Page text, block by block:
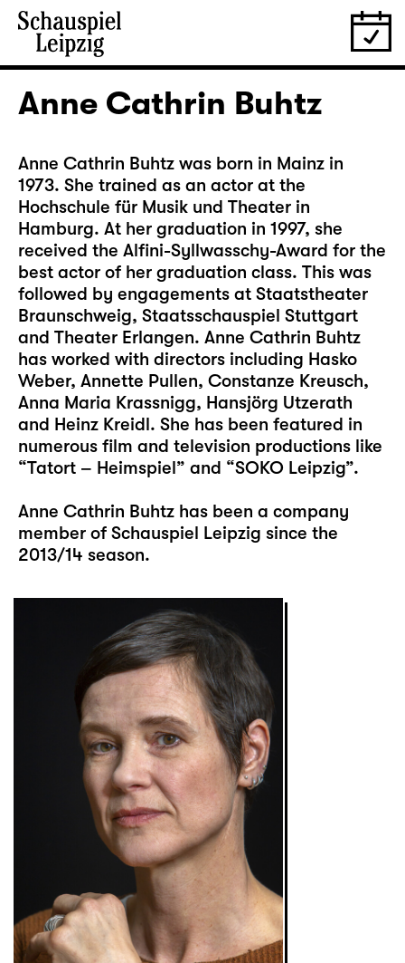
Anne Cathrin Buhtz
Anne Cathrin Buhtz was born in Mainz in
1973. She trained as an actor at the
Hochschule für Musik und Theater in
Hamburg. At her graduation in 1997, she
received the Alfini-Syllwasschy-Award for the
best actor of her graduation class. This was
followed by engagements at Staatstheater
Braunschweig, Staatsschauspiel Stuttgart
and Theater Erlangen. Anne Cathrin Buhtz
has worked with directors including Hasko
Weber, Annette Pullen, Constanze Kreusch,
Anna Maria Krassnigg, Hansjörg Utzerath
and Heinz Kreidl. She has been featured in
numerous film and television productions like
“Tatort – Heimspiel” and “SOKO Leipzig”.
Anne Cathrin Buhtz has been a company
member of Schauspiel Leipzig since the
2013/14 season.